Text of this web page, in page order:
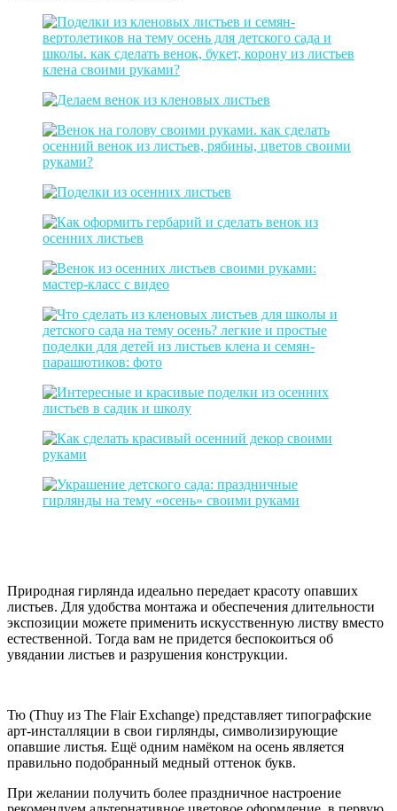
Природная гирлянда идеально передает красоту опавших
листьев. Для удобства монтажа и обеспечения длительности
экспозиции можете применить искусственную листву вместо
естественной. Тогда вам не придется беспокоиться об
увядании листьев и разрушения конструкции.
Тю (Thuy из The Flair Exchange) представляет типографские
арт-инсталляции в свои гирлянды, символизирующие
опавшие листья. Ещё одним намёком на осень является
правильно подобранный медный оттенок букв.
При желании получить более праздничное настроение